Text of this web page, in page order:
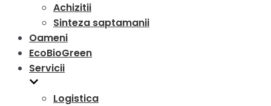
Achizitii
Sinteza saptamanii
Oameni
EcoBioGreen
Servicii
Logistica